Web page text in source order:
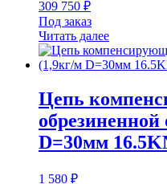
309 750 ₽
Под заказ
Читать далее
Цепь
обрезиненной
D=30мм
1 580 ₽